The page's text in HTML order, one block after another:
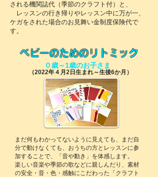
される機関誌代（季節のクラフト付）と、
レッスンの行き帰りやレッスン中に万が一、
ケガをされた場合のお見舞い金制度保険代で
す。
​ベビーのためのリトミック
​０歳～1歳のお子さま
（2022年４月2日生まれ～生後6か月）
まだ何もわかってないように見えても、まだ自
分で動けなくても、おうちの方とレッスンに参
加することで、「音や動き」を体感します。
楽しい音楽や季節の歌などに親しんだり、素材
の安全・音・色・感触にこだわった「クラフト